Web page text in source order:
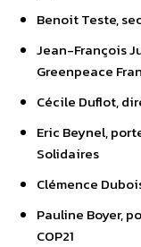
Benoit Teste,
Jean-François
Greenpeace
Cécile Duflot,
Eric Beynel,
Solidaires
Clémence
Pauline Boyer,
COP21